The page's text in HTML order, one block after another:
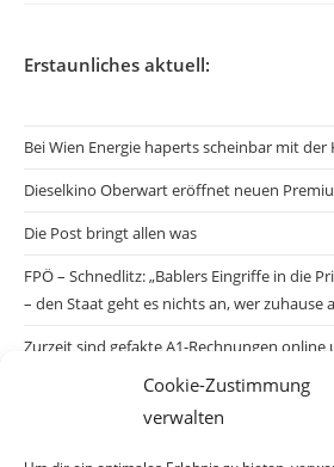
Cookie-Zustimmung
verwalten
Erstaunliches aktuell:
Bei Wien Energie haperts scheinbar mit
Dieselkino Oberwart eröffnet neuen
Die Post bringt allen was
FPÖ – Schnedlitz: „Bablers Eingriffe in die
– den Staat geht es nichts an, wer zuhause
Zurzeit sind gefakte A1-Rechnungen online
Salzburgs Juden und ihre Sicherheit: „Erst
die Gefahr endlich konkret!“
Biologisches Wunder in Ceuta